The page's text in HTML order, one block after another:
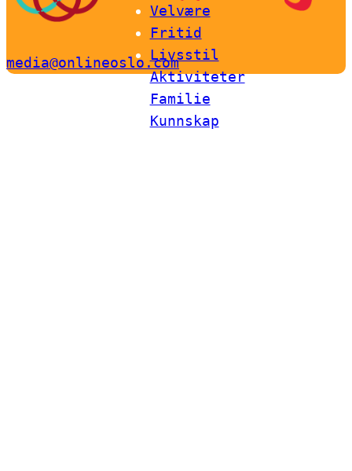
Velvære
Fritid
Livsstil
Aktiviteter
Familie
Kunnskap
media@onlineoslo.com